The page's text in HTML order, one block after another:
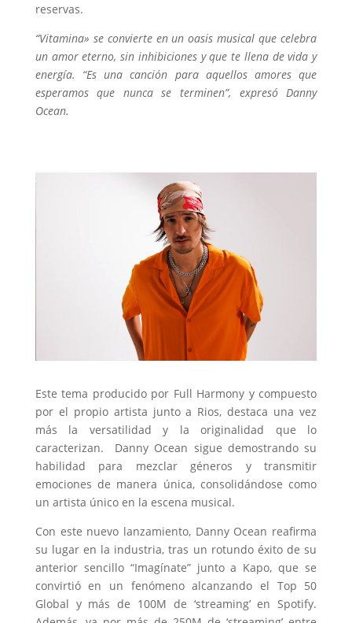
reservas.
“Vitamina» se convierte en un oasis musical que celebra
un amor eterno, sin inhibiciones y que te llena de vida y
energía. “Es una canción para aquellos amores que
esperamos que nunca se terminen”, expresó Danny
Ocean.
Este tema producido por Full Harmony y compuesto
por el propio artista junto a Rios, destaca una vez
más la versatilidad y la originalidad que lo
caracterizan. Danny Ocean sigue demostrando su
habilidad para mezclar géneros y transmitir
emociones de manera única, consolidándose como
un artista único en la escena musical.
Con este nuevo lanzamiento, Danny Ocean reafirma
su lugar en la industria, tras un rotundo éxito de su
anterior sencillo “Imagínate” junto a Kapo, que se
convirtió en un fenómeno alcanzando el Top 50
Global y más de 100M de ‘streaming’ en Spotify.